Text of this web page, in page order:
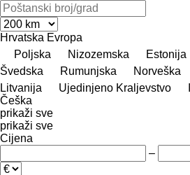
Hrvatska Evropa
Poljska
Nizozemska Estonija
Švedska
Rumunjska Norveška
Litvanija
Ujedinjeno Kraljevstvo
Češka
prikaži sve
prikaži sve
Cijena
–